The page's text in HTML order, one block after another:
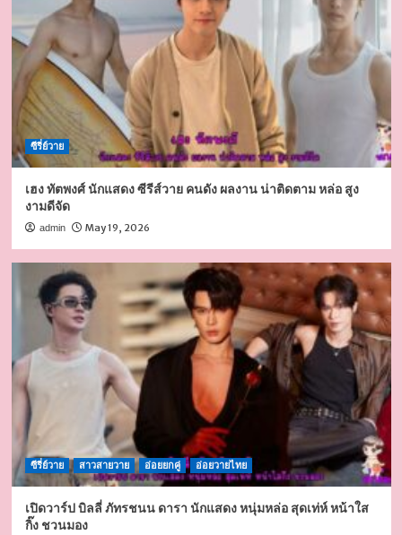
ซีรี่ย์วาย
เฮง ทัตพงศ์ นักแสดง ซีรีส์วาย คนดัง ผลงาน น่าติดตาม หล่อ สูง
งามดีจัด
admin May 19, 2026
ซีรี่ย์วาย สาวสายวาย อ่อยยกคู่ อ่อยวายไทย
เปิดวาร์ป บิลลี่ ภัทรชนน ดารา นักแสดง หนุ่มหล่อ สุดเท่ห์ หน้าใส
กิ๊ง ชวนมอง